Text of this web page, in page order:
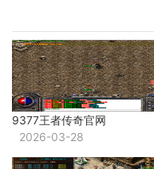
9377王者传奇官网
2026-03-28